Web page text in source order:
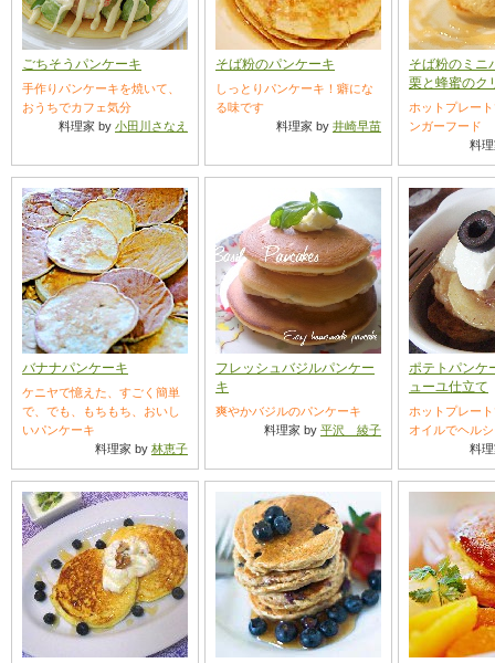
ごちそうパンケーキ
手作りパンケーキを焼いて、
おうちでカフェ気分
料理家 by 小田川さなえ
そば粉のパンケーキ
しっとりパンケーキ！癖にな
る味です
料理家 by 井崎早苗
そば粉のミ
栗と蜂蜜のク
ホットプレー
ンガーフード
料
バナナパンケーキ
ケニヤで憶えた、すごく簡単
で、でも、もちもち、おいし
いパンケーキ
料理家 by 林恵子
フレッシュバジルパンケー
キ
爽やかバジルのパンケーキ
料理家 by 平沢 綾子
ポテトパンケ
ューユ仕立て
ホットプレー
オイルでヘル
料